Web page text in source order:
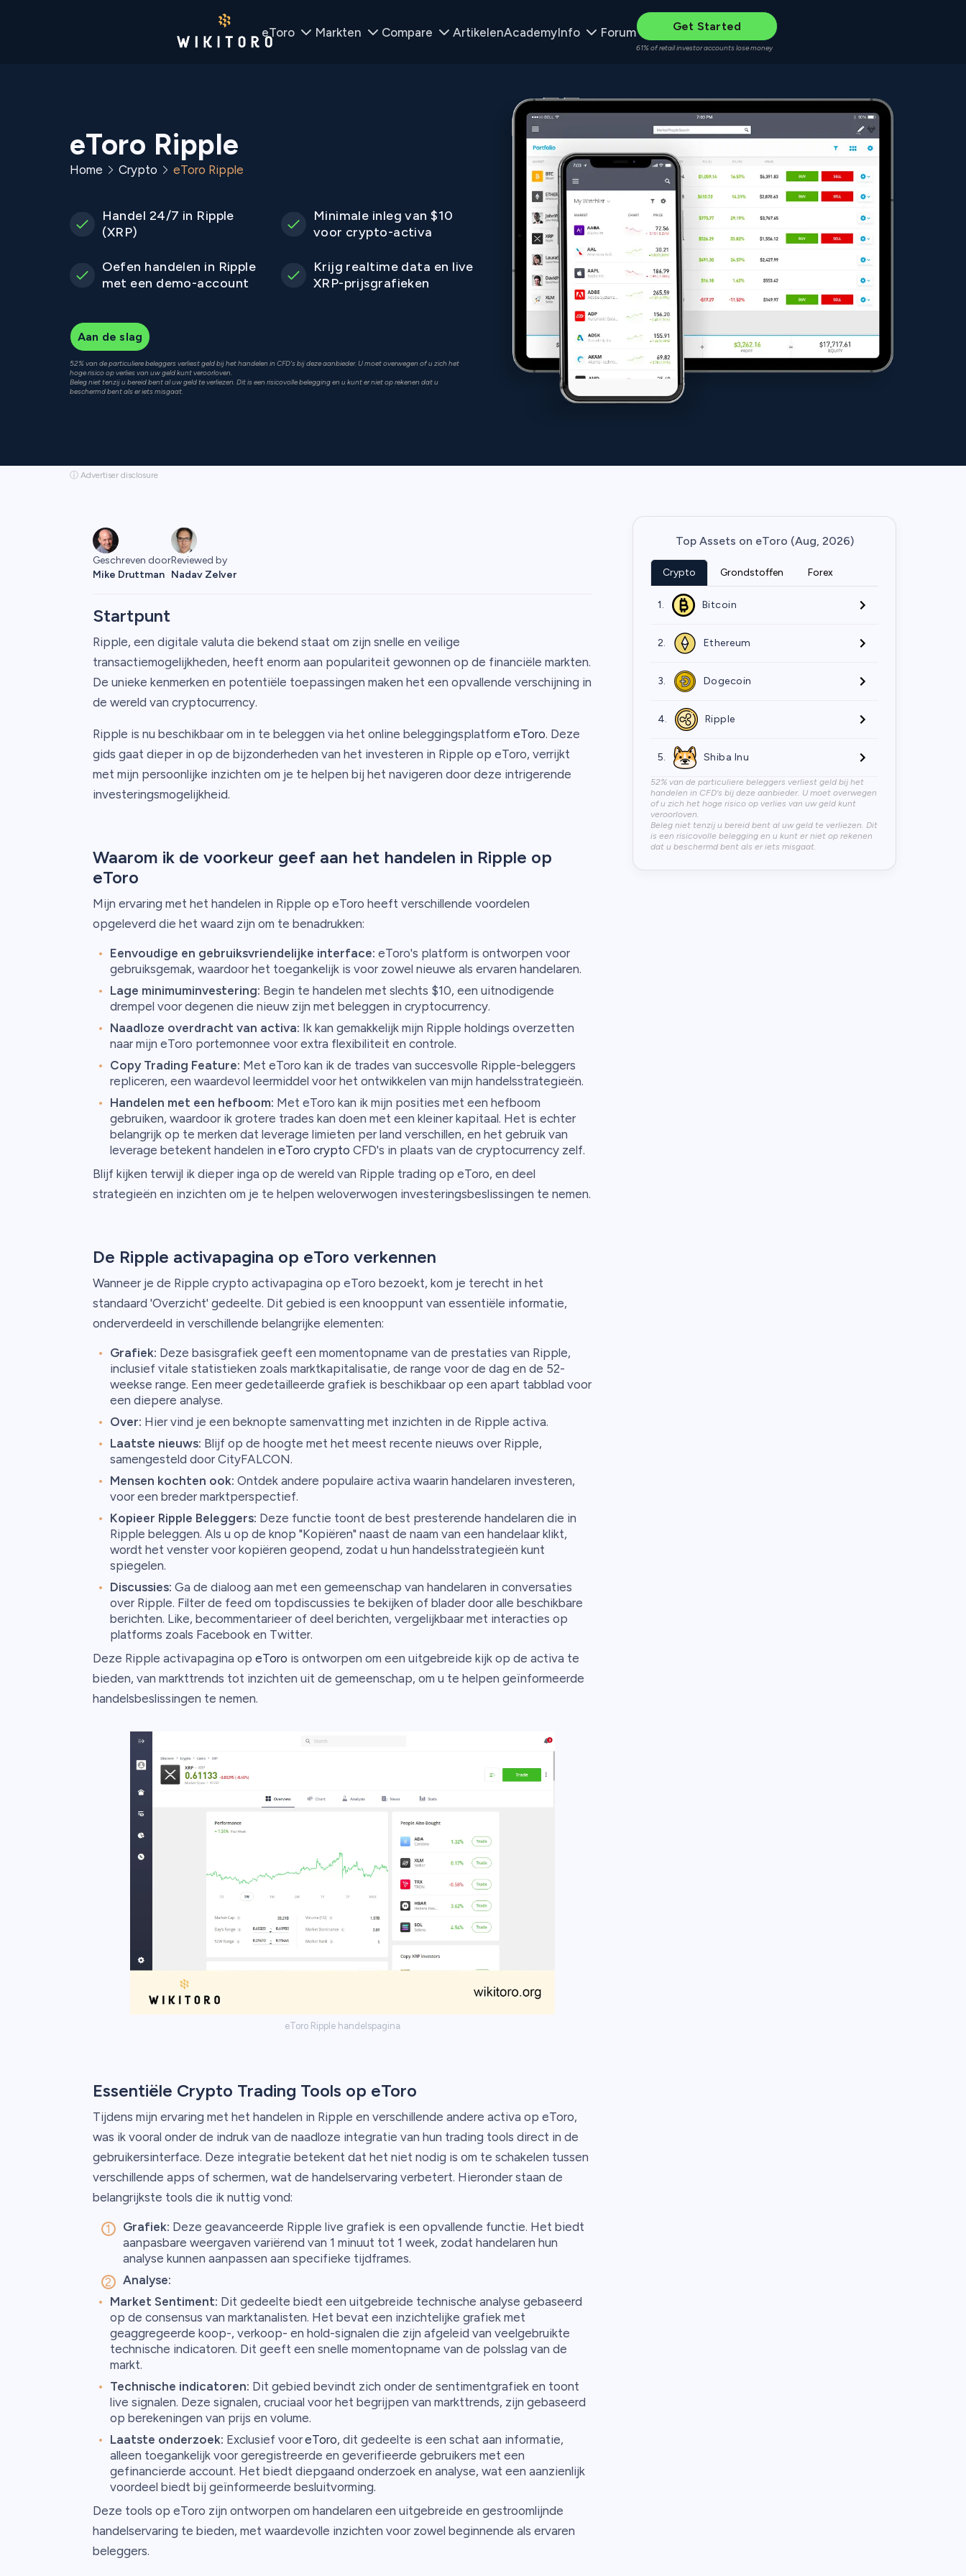
eToro Markten Compare ArtikelenAcademyInfo Forum Get Started
61% of retail investor accounts lose money
eToro Ripple
Home Crypto eToro Ripple
Handel 24/7 in Ripple
(XRP)
Minimale inleg van $10
voor crypto-activa
Oefen handelen in Ripple
met een demo-account
Krijg realtime data en live
XRP-prijsgrafieken
Aan de slag
52% van de particuliere beleggers verliest geld bij het handelen in CFD's bij deze aanbieder. U moet overwegen of u zich het
hoge risico op verlies van uw geld kunt veroorloven.
Beleg niet tenzij u bereid bent al uw geld te verliezen. Dit is een risicovolle belegging en u kunt er niet op rekenen dat u
beschermd bent als er iets misgaat.
ⓘ Advertiser disclosure
Geschreven door
Mike Druttman
Reviewed by
Nadav Zelver
Startpunt
Ripple, een digitale valuta die bekend staat om zijn snelle en veilige
transactiemogelijkheden, heeft enorm aan populariteit gewonnen op de financiële markten.
De unieke kenmerken en potentiële toepassingen maken het een opvallende verschijning in
de wereld van cryptocurrency.
Ripple is nu beschikbaar om in te beleggen via het online beleggingsplatform eToro. Deze
gids gaat dieper in op de bijzonderheden van het investeren in Ripple op eToro, verrijkt
met mijn persoonlijke inzichten om je te helpen bij het navigeren door deze intrigerende
investeringsmogelijkheid.
Waarom ik de voorkeur geef aan het handelen in Ripple op
eToro
Mijn ervaring met het handelen in Ripple op eToro heeft verschillende voordelen
opgeleverd die het waard zijn om te benadrukken:
Eenvoudige en gebruiksvriendelijke interface: eToro's platform is ontworpen voor
gebruiksgemak, waardoor het toegankelijk is voor zowel nieuwe als ervaren handelaren.
Lage minimuminvestering: Begin te handelen met slechts $10, een uitnodigende
drempel voor degenen die nieuw zijn met beleggen in cryptocurrency.
Naadloze overdracht van activa: Ik kan gemakkelijk mijn Ripple holdings overzetten
naar mijn eToro portemonnee voor extra flexibiliteit en controle.
Copy Trading Feature: Met eToro kan ik de trades van succesvolle Ripple-beleggers
repliceren, een waardevol leermiddel voor het ontwikkelen van mijn handelsstrategieën.
Handelen met een hefboom: Met eToro kan ik mijn posities met een hefboom
gebruiken, waardoor ik grotere trades kan doen met een kleiner kapitaal. Het is echter
belangrijk op te merken dat leverage limieten per land verschillen, en het gebruik van
leverage betekent handelen ineToro crypto CFD's in plaats van de cryptocurrency zelf.
Blijf kijken terwijl ik dieper inga op de wereld van Ripple trading op eToro, en deel
strategieën en inzichten om je te helpen weloverwogen investeringsbeslissingen te nemen.
De Ripple activapagina op eToro verkennen
Wanneer je de Ripple crypto activapagina op eToro bezoekt, kom je terecht in het
standaard 'Overzicht' gedeelte. Dit gebied is een knooppunt van essentiële informatie,
onderverdeeld in verschillende belangrijke elementen:
Grafiek: Deze basisgrafiek geeft een momentopname van de prestaties van Ripple,
inclusief vitale statistieken zoals marktkapitalisatie, de range voor de dag en de 52-
weekse range. Een meer gedetailleerde grafiek is beschikbaar op een apart tabblad voor
een diepere analyse.
Over: Hier vind je een beknopte samenvatting met inzichten in de Ripple activa.
Laatste nieuws: Blijf op de hoogte met het meest recente nieuws over Ripple,
samengesteld door CityFALCON.
Mensen kochten ook: Ontdek andere populaire activa waarin handelaren investeren,
voor een breder marktperspectief.
Kopieer Ripple Beleggers: Deze functie toont de best presterende handelaren die in
Ripple beleggen. Als u op de knop "Kopiëren" naast de naam van een handelaar klikt,
wordt het venster voor kopiëren geopend, zodat u hun handelsstrategieën kunt
spiegelen.
Discussies: Ga de dialoog aan met een gemeenschap van handelaren in conversaties
over Ripple. Filter de feed om topdiscussies te bekijken of blader door alle beschikbare
berichten. Like, becommentarieer of deel berichten, vergelijkbaar met interacties op
platforms zoals Facebook en Twitter.
Deze Ripple activapagina op eToro is ontworpen om een uitgebreide kijk op de activa te
bieden, van markttrends tot inzichten uit de gemeenschap, om u te helpen geïnformeerde
handelsbeslissingen te nemen.
eToro Ripple handelspagina
Essentiële Crypto Trading Tools op eToro
Tijdens mijn ervaring met het handelen in Ripple en verschillende andere activa op eToro,
was ik vooral onder de indruk van de naadloze integratie van hun trading tools direct in de
gebruikersinterface. Deze integratie betekent dat het niet nodig is om te schakelen tussen
verschillende apps of schermen, wat de handelservaring verbetert. Hieronder staan de
belangrijkste tools die ik nuttig vond:
Grafiek: Deze geavanceerde Ripple live grafiek is een opvallende functie. Het biedt
aanpasbare weergaven variërend van 1 minuut tot 1 week, zodat handelaren hun
analyse kunnen aanpassen aan specifieke tijdframes.
Analyse:
Market Sentiment: Dit gedeelte biedt een uitgebreide technische analyse gebaseerd
op de consensus van marktanalisten. Het bevat een inzichtelijke grafiek met
geaggregeerde koop-, verkoop- en hold-signalen die zijn afgeleid van veelgebruikte
technische indicatoren. Dit geeft een snelle momentopname van de polsslag van de
markt.
Technische indicatoren: Dit gebied bevindt zich onder de sentimentgrafiek en toont
live signalen. Deze signalen, cruciaal voor het begrijpen van markttrends, zijn gebaseerd
op berekeningen van prijs en volume.
Laatste onderzoek: Exclusief vooreToro, dit gedeelte is een schat aan informatie,
alleen toegankelijk voor geregistreerde en geverifieerde gebruikers met een
gefinancierde account. Het biedt diepgaand onderzoek en analyse, wat een aanzienlijk
voordeel biedt bij geïnformeerde besluitvorming.
Deze tools op eToro zijn ontworpen om handelaren een uitgebreide en gestroomlijnde
handelservaring te bieden, met waardevolle inzichten voor zowel beginnende als ervaren
beleggers.
Top Assets on eToro (Aug, 2026)
Crypto Grondstoffen Forex
1. Bitcoin
2. Ethereum
3. Dogecoin
4. Ripple
5. Shiba Inu
52% van de particuliere beleggers verliest geld bij het
handelen in CFD's bij deze aanbieder. U moet overwegen
of u zich het hoge risico op verlies van uw geld kunt
veroorloven.
Beleg niet tenzij u bereid bent al uw geld te verliezen. Dit
is een risicovolle belegging en u kunt er niet op rekenen
dat u beschermd bent als er iets misgaat.